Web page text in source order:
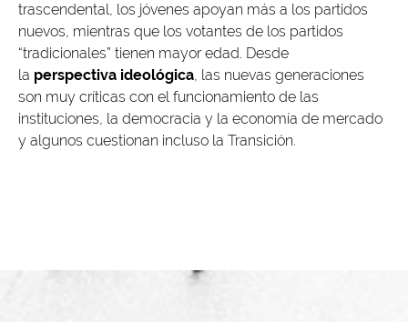
trascendental, los jóvenes apoyan más a los partidos
nuevos, mientras que los votantes de los partidos
“tradicionales” tienen mayor edad. Desde
la perspectiva ideológica, las nuevas generaciones
son muy críticas con el funcionamiento de las
instituciones, la democracia y la economía de mercado
y algunos cuestionan incluso la Transición.